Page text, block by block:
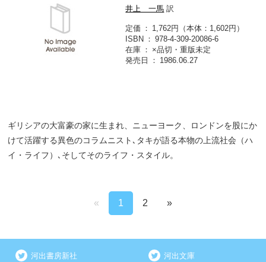
井上 一馬 訳
定価
1,762円（本体：1,602円）
ISBN
978-4-309-20086-6
在庫
×品切・重版未定
発売日
1986.06.27
ギリシアの大富豪の家に生まれ、ニューヨーク、ロンドンを股にか
けて活躍する異色のコラムニスト､タキが語る本物の上流社会（ハ
イ・ライフ）､そしてそのライフ・スタイル。
« 1 2 »
河出書房新社 河出文庫